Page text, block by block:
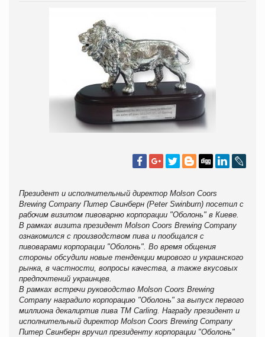
Президент и исполнительный директор Molson Coors
Brewing Company Питер Свинберн (Peter Swinburn) посетил с
рабочим визитом пивоварню корпорации "Оболонь" в Киеве.
В рамках визита президент Molson Coors Brewing Company
ознакомился с производством пива и пообщался с
пивоварами корпорации "Оболонь". Во время общения
стороны обсудили новые тенденции мирового и украинского
рынка, в частности, вопросы качества, а также вкусовых
предпочтений украинцев.
В рамках встречи руководство Molson Coors Brewing
Company наградило корпорацию "Оболонь" за выпуск первого
миллиона декалиртив пива ТМ Carling. Награду президент и
исполнительный директор Molson Coors Brewing Company
Питер Свинберн вручил президенту корпорации "Оболонь"